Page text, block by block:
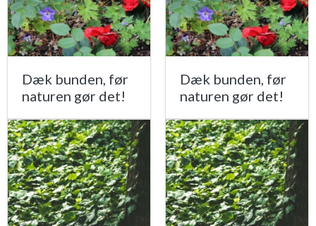
Dæk bunden, før
naturen gør det!
Dæk bunden, før
naturen gør det!